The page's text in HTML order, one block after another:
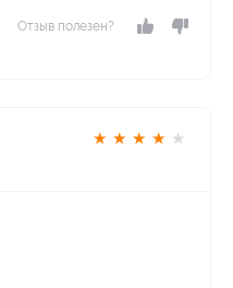
Отзыв полезен?
★ ★ ★ ★ ★